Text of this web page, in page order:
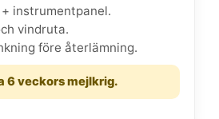
instrumentpanel.
vindruta.
före återlämning.
6 veckors mejlkrig.